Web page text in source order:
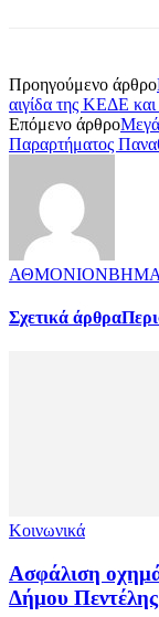
Προηγούμενο άρθρο
αιγίδα της ΚΕΔΕ
Επόμενο άρθρο
Παραρτήματος
ΑΘΜΟΝΙΟΝΒΗΜΑ
Σχετικά άρθρα
Κοινωνικά
Ασφάλιση
Δήμου